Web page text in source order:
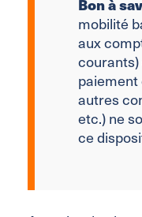
mobilité
aux
autres
etc.) ne
ce